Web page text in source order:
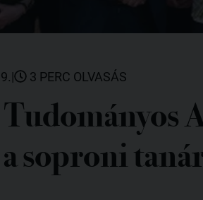
| 3 PERC OLVASÁS
soproni